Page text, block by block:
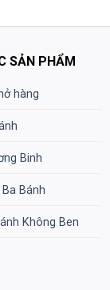
SẢN PHẨM
hàng
Binh
Bánh
Không Ben